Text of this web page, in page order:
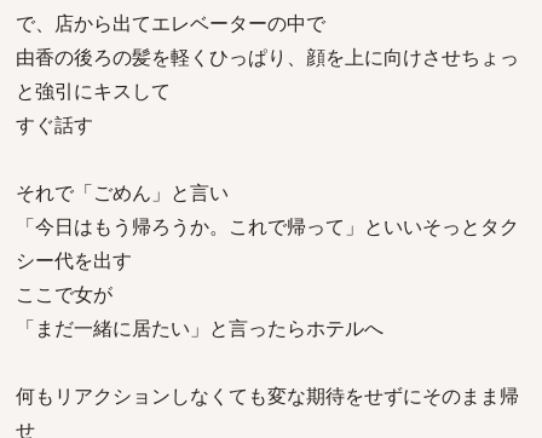
で、店から出てエレベーターの中で
由香の後ろの髪を軽くひっぱり、顔を上に向けさせちょっ
と強引にキスして
すぐ話す
それで「ごめん」と言い
「今日はもう帰ろうか。これで帰って」といいそっとタク
シー代を出す
ここで女が
「まだ一緒に居たい」と言ったらホテルへ
何もリアクションしなくても変な期待をせずにそのまま帰
せ